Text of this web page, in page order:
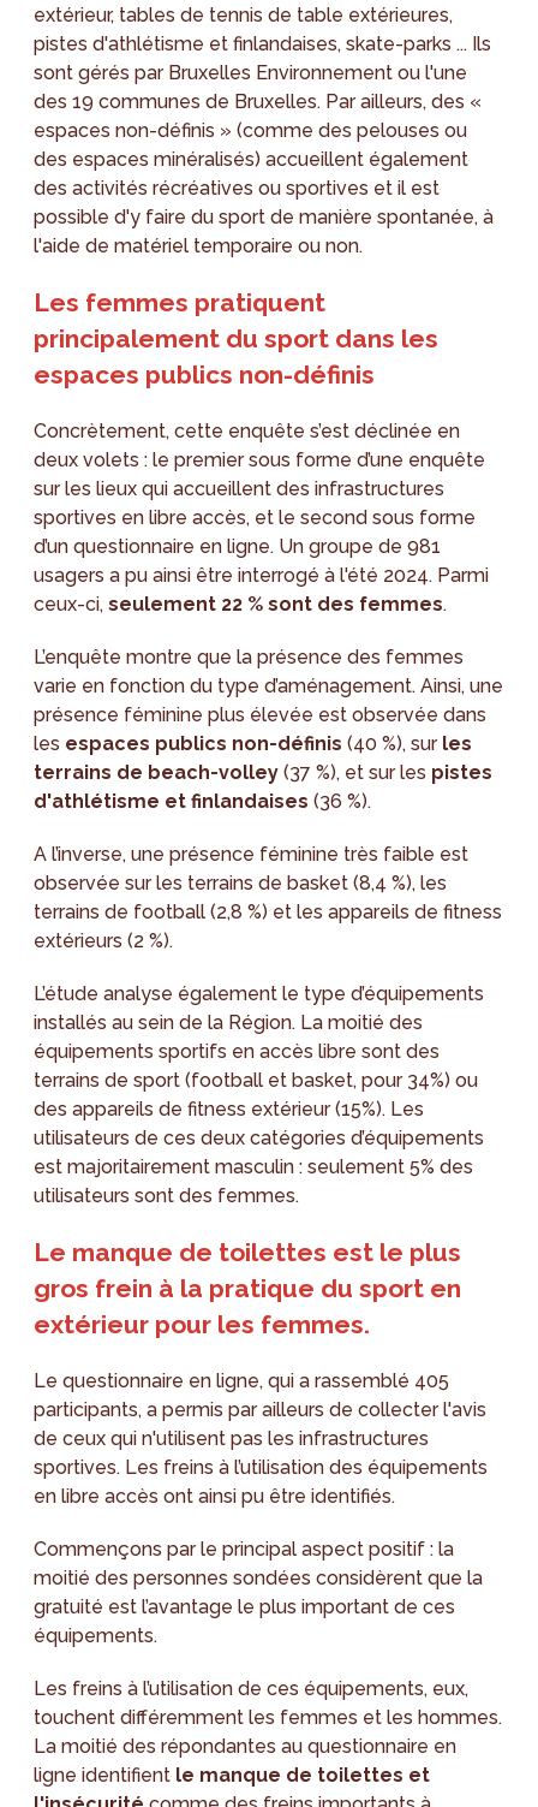
extérieur, tables de tennis de table extérieures,
pistes d'athlétisme et finlandaises, skate-parks ... Ils
sont gérés par Bruxelles Environnement ou l'une
des 19 communes de Bruxelles. Par ailleurs, des «
espaces non-définis » (comme des pelouses ou
des espaces minéralisés) accueillent également
des activités récréatives ou sportives et il est
possible d'y faire du sport de manière spontanée, à
l'aide de matériel temporaire ou non.
Les femmes pratiquent
principalement du sport dans les
espaces publics non-définis
Concrètement, cette enquête s’est déclinée en
deux volets : le premier sous forme d’une enquête
sur les lieux qui accueillent des infrastructures
sportives en libre accès, et le second sous forme
d’un questionnaire en ligne. Un groupe de 981
usagers a pu ainsi être interrogé à l'été 2024. Parmi
ceux-ci,seulement 22 % sont des femmes.
L’enquête montre que la présence des femmes
varie en fonction du type d’aménagement. Ainsi, une
présence féminine plus élevée est observée dans
les espaces publics non-définis (40 %), sur les
terrains de beach-volley (37 %), et sur les pistes
d'athlétisme et finlandaises (36 %).
A l’inverse, une présence féminine très faible est
observée sur les terrains de basket (8,4 %), les
terrains de football (2,8 %) et les appareils de fitness
extérieurs (2 %).
L’étude analyse également le type d’équipements
installés au sein de la Région. La moitié des
équipements sportifs en accès libre sont des
terrains de sport (football et basket, pour 34%) ou
des appareils de fitness extérieur (15%). Les
utilisateurs de ces deux catégories d’équipements
est majoritairement masculin : seulement 5% des
utilisateurs sont des femmes.
Le manque de toilettes est le plus
gros frein à la pratique du sport en
extérieur pour les femmes.
Le questionnaire en ligne, qui a rassemblé 405
participants, a permis par ailleurs de collecter l'avis
de ceux qui n'utilisent pas les infrastructures
sportives. Les freins à l’utilisation des équipements
en libre accès ont ainsi pu être identifiés.
Commençons par le principal aspect positif : la
moitié des personnes sondées considèrent que la
gratuité est l’avantage le plus important de ces
équipements.
Les freins à l’utilisation de ces équipements, eux,
touchent différemment les femmes et les hommes.
La moitié des répondantes au questionnaire en
ligne identifient le manque de toilettes et